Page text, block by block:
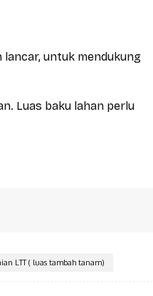
lancar, untuk mendukung
Luas baku lahan perlu
LTT ( luas tambah tanam)